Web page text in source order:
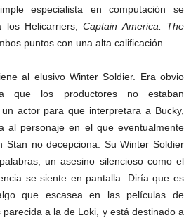
especialista en computación se
los Helicarriers,Captain America: The
puntos con una alta calificación.
al elusivo Winter Soldier. Era obvio
que los productores no estaban
actor para que interpretara a Bucky,
al personaje en el que eventualmente
Stan no decepciona. Su Winter Soldier
un asesino silencioso como el
se siente en pantalla. Diría que es
que escasea en las películas de
a la de Loki, y está destinado a